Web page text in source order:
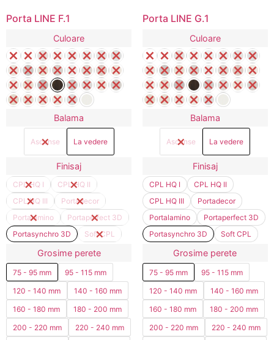
Porta LINE F.1
Culoare
Balama
Ascunse La vedere
Finisaj
CPL HQ I
CPL HQ II
CPL HQ III
Portadecor
Portalamino
Portaperfect 3D
Portasynchro 3D
Soft CPL
Grosime perete
75 - 95 mm
95 - 115 mm
120 - 140 mm
140 - 160 mm
160 - 180 mm
180 - 200 mm
200 - 220 mm
220 - 240 mm
Porta LINE G.1
Culoare
Balama
Ascunse La vedere
Finisaj
CPL HQ I
CPL HQ II
CPL HQ III
Portadecor
Portalamino
Portaperfect 3D
Portasynchro 3D
Soft CPL
Grosime perete
75 - 95 mm
95 - 115 mm
120 - 140 mm
140 - 160 mm
160 - 180 mm
180 - 200 mm
200 - 220 mm
220 - 240 mm